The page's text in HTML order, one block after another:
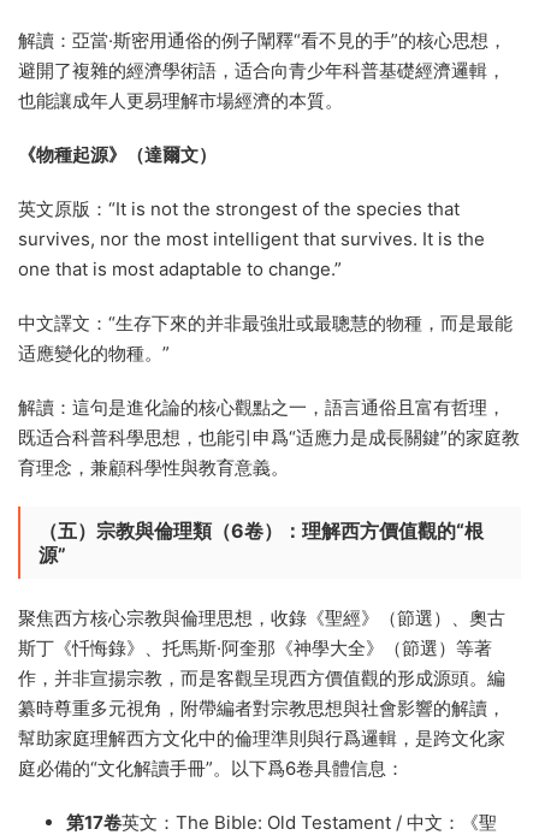
解讀：亞當·斯密用通俗的例子闡釋“看不見的手”的核心思想，
避開了複雜的經濟學術語，适合向青少年科普基礎經濟邏輯，
也能讓成年人更易理解市場經濟的本質。
《物種起源》（達爾文）
英文原版：“It is not the strongest of the species that
survives, nor the most intelligent that survives. It is the
one that is most adaptable to change.”
中文譯文：“生存下來的并非最強壯或最聰慧的物種，而是最能
适應變化的物種。”
解讀：這句是進化論的核心觀點之一，語言通俗且富有哲理，
既适合科普科學思想，也能引申爲“适應力是成長關鍵”的家庭教
育理念，兼顧科學性與教育意義。
（五）宗教與倫理類（6卷）：理解西方價值觀的“根
源”
聚焦西方核心宗教與倫理思想，收錄《聖經》（節選）、奧古
斯丁《忏悔錄》、托馬斯·阿奎那《神學大全》（節選）等著
作，并非宣揚宗教，而是客觀呈現西方價值觀的形成源頭。編
纂時尊重多元視角，附帶編者對宗教思想與社會影響的解讀，
幫助家庭理解西方文化中的倫理準則與行爲邏輯，是跨文化家
庭必備的“文化解讀手冊”。以下爲6卷具體信息：
第17卷英文：The Bible: Old Testament / 中文：《聖